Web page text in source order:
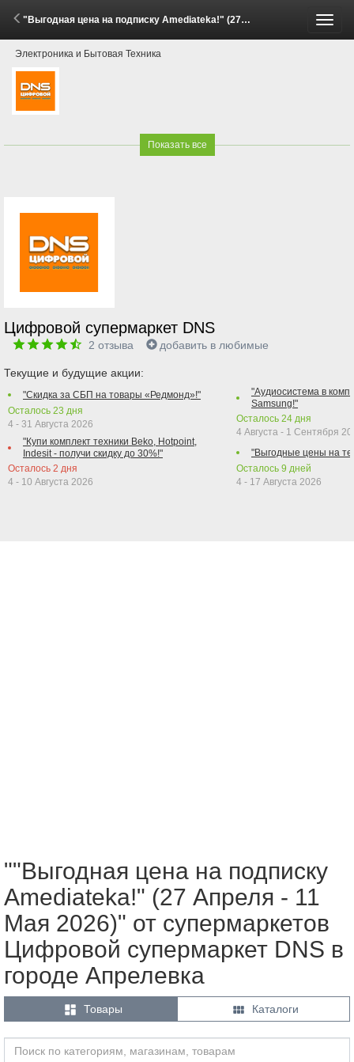
"Выгодная цена на подписку Amediateka!" (27 Апреля - 11 Мая 2026)
Электроника и Бытовая Техника
Показать все
Цифровой супермаркет DNS
2 отзыва добавить в любимые
Текущие и будущие акции:
"Скидка за СБП на товары «Редмонд»!"
Осталось 23 дня
4 - 31 Августа 2026
"Купи комплект техники Beko, Hotpoint,
Indesit - получи скидку до 30%!"
Осталось 2 дня
4 - 10 Августа 2026
"Аудиосистема в
Samsung!"
Осталось 24 дня
4 Августа - 1 Сентября
"Выгодные цены на
Осталось 9 дней
4 - 17 Августа 2026
""Выгодная цена на подписку
Amediateka!" (27 Апреля - 11
Мая 2026)" от супермаркетов
Цифровой супермаркет DNS в
городе Апрелевка
 Товары  Каталоги